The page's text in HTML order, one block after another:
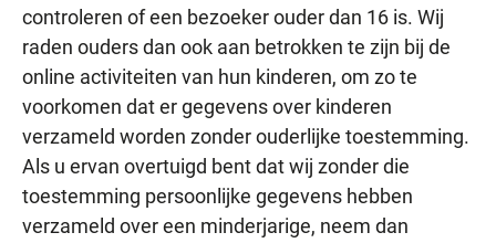
controleren of een bezoeker ouder dan 16 is. Wij
raden ouders dan ook aan betrokken te zijn bij de
online activiteiten van hun kinderen, om zo te
voorkomen dat er gegevens over kinderen
verzameld worden zonder ouderlijke toestemming.
Als u ervan overtuigd bent dat wij zonder die
toestemming persoonlijke gegevens hebben
verzameld over een minderjarige, neem dan